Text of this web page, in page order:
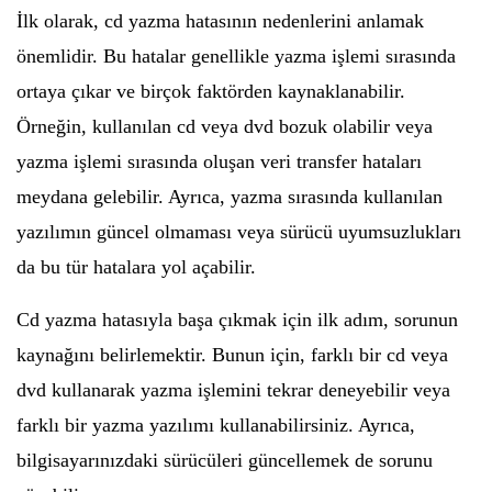
İlk olarak, cd yazma hatasının nedenlerini anlamak
önemlidir. Bu hatalar genellikle yazma işlemi sırasında
ortaya çıkar ve birçok faktörden kaynaklanabilir.
Örneğin, kullanılan cd veya dvd bozuk olabilir veya
yazma işlemi sırasında oluşan veri transfer hataları
meydana gelebilir. Ayrıca, yazma sırasında kullanılan
yazılımın güncel olmaması veya sürücü uyumsuzlukları
da bu tür hatalara yol açabilir.
Cd yazma hatasıyla başa çıkmak için ilk adım, sorunun
kaynağını belirlemektir. Bunun için, farklı bir cd veya
dvd kullanarak yazma işlemini tekrar deneyebilir veya
farklı bir yazma yazılımı kullanabilirsiniz. Ayrıca,
bilgisayarınızdaki sürücüleri güncellemek de sorunu